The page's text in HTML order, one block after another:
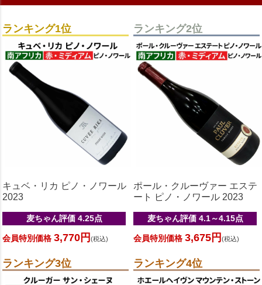
ランキング1位
キュベ・リカ ピノ・ノワール
2023
麦ちゃん評価 4.25点
会員特別価格 3,770円 (税込)
ランキング2位
ポール・クルーヴァー エステ
ート ピノ・ノワール 2023
麦ちゃん評価 4.1～4.15点
会員特別価格 3,675円 (税込)
ランキング3位 ランキング4位